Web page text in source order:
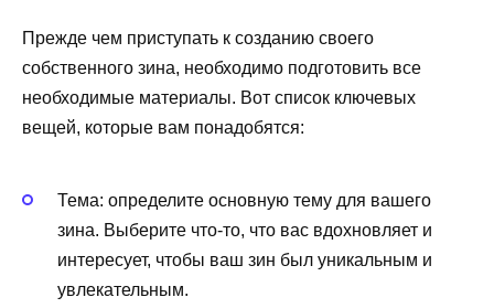
Прежде чем приступать к созданию своего
собственного зина, необходимо подготовить все
необходимые материалы. Вот список ключевых
вещей, которые вам понадобятся:
Тема: определите основную тему для вашего
зина. Выберите что-то, что вас вдохновляет и
интересует, чтобы ваш зин был уникальным и
увлекательным.